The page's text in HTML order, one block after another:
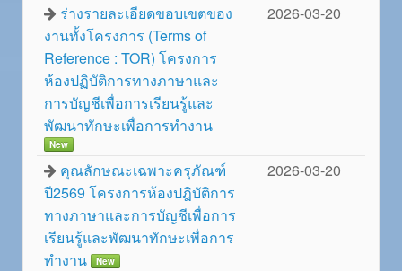
ร่างรายละเอียดขอบเขตของ
งานทั้งโครงการ (Terms of
Reference : TOR) โครงการ
ห้องปฏิบัติการทางภาษาและ
การบัญชีเพื่อการเรียนรู้และ
พัฒนาทักษะเพื่อการทำงาน
New
2026-03-20
คุณลักษณะเฉพาะครุภัณฑ์
ปี2569 โครงการห้องปฎิบัติการ
ทางภาษาและการบัญชีเพื่อการ
เรียนรู้และพัฒนาทักษะเพื่อการ
ทำงาน
New
2026-03-20